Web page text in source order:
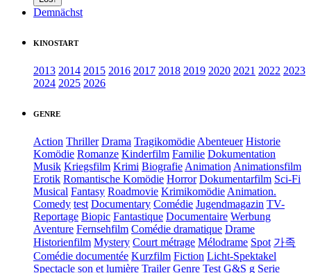
Demnächst
KINOSTART
2013 2014 2015 2016 2017 2018 2019 2020 2021 2022 2023
2024 2025 2026
GENRE
Action Thriller Drama Tragikomödie Abenteuer Historie
Komödie Romanze Kinderfilm Familie Dokumentation
Musik Kriegsfilm Krimi Biografie Animation Animationsfilm
Erotik Romantische Komödie Horror Dokumentarfilm Sci-Fi
Musical Fantasy Roadmovie Krimikomödie Animation.
Comedy test Documentary Comédie Jugendmagazin TV-
Reportage Biopic Fantastique Documentaire Werbung
Aventure Fernsehfilm Comédie dramatique Drame
Historienfilm Mystery Court métrage Mélodrame Spot 가족
Comédie documentée Kurzfilm Fiction Licht-Spektakel
Spectacle son et lumière Trailer Genre Test G&S g Serie